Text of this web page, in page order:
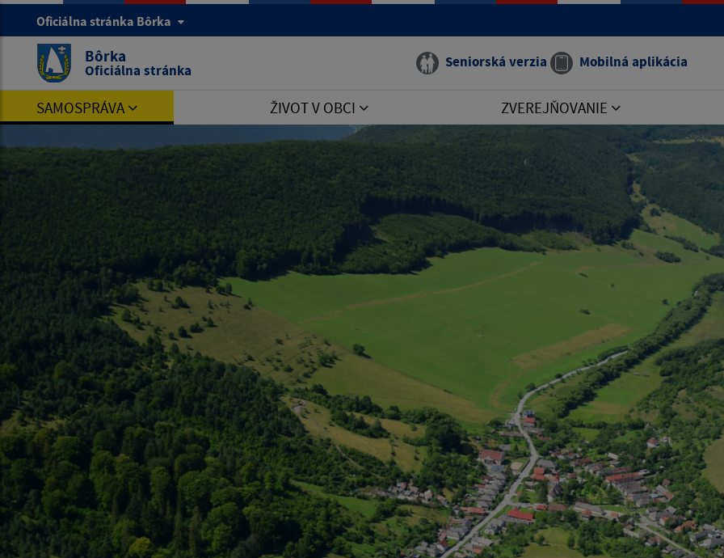
Oficiálna stránka Bôrka
Bôrka
Oficiálna stránka Seniorská verzia Mobilná aplikácia
SAMOSPRÁVA ŽIVOT V OBCI ZVEREJŇOVANIE